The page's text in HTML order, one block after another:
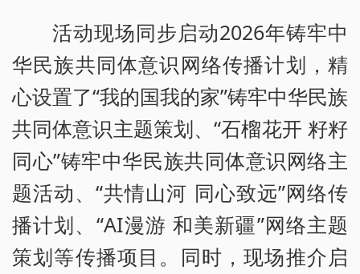
活动现场同步启动2026年铸牢中
华民族共同体意识网络传播计划，精
心设置了“我的国我的家”铸牢中华民族
共同体意识主题策划、“石榴花开 籽籽
同心”铸牢中华民族共同体意识网络主
题活动、“共情山河 同心致远”网络传
播计划、“AI漫游 和美新疆”网络主题
策划等传播项目。同时，现场推介启